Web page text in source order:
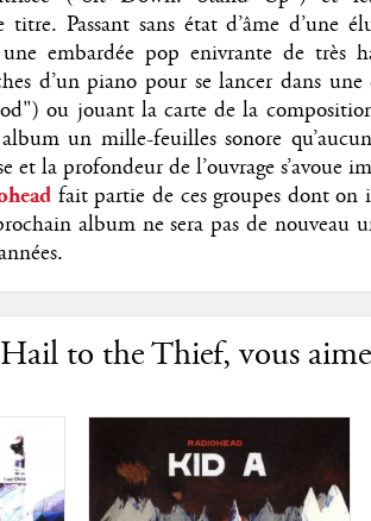
Passant sans état d’âme d’une
embardée pop enivrante de très
d’un piano pour se lancer dans
ou jouant la carte de la
un mille-feuilles sonore
et la profondeur de l’ouvrage s’avoue
fait partie de ces groupes dont
album ne sera pas de nouveau
to the Thief, vous